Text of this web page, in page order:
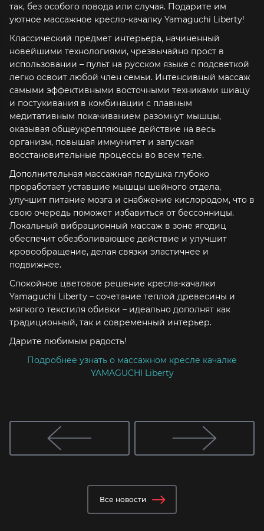
так, без особого повода или случая. Подарите им
уютное массажное кресло-качалку Yamaguchi Liberty!
Классический предмет интерьера, начиненный
новейшими технологиями, чрезвычайно прост в
использовании – пульт на русском языке с подсветкой
легко освоит любой член семьи. Интенсивный массаж
самыми эффективными восточными техниками шиацу
и постукивания в комбинации с плавным
медитативным покачиванием разомнут мышцы,
оказывая общеукрепляющее действие на весь
организм, повышая иммунитет и запуская
восстановительные процессы во всем теле.
Дополнительная массажная подушка глубоко
проработает уставшие мышцы шейного отдела,
улучшит питание мозга и снабжение кислородом, что в
свою очередь поможет избавиться от бессонницы.
Локальный вибрационный массаж в зоне ягодиц
обеспечит обезболивающее действие и улучшит
кровообращение, делая связки эластичнее и
подвижнее.
Спокойное цветовое решение кресла-качалки
Yamaguchi Liberty – сочетание теплой древесины и
мягкого текстиля обивки – идеально дополнят как
традиционный, так и современный интерьер.
Дарите любимым радость!
Подробнее узнать о массажном кресле качалке
YAMAGUCHI Liberty
Все новости